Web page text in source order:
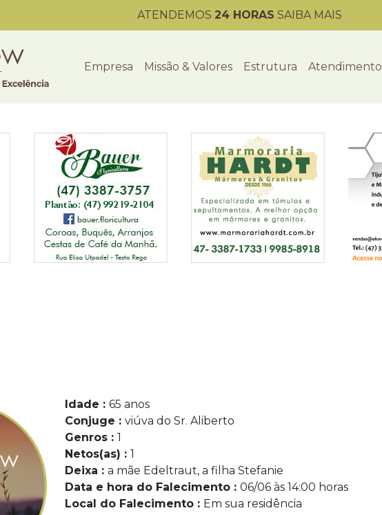
ATENDEMOS 24 HORAS SAIBA MAIS
Empresa Missão & Valores Estrutura Atendimento
Idade : 65 anos
Conjuge : viúva do Sr. Aliberto
Genros : 1
Netos(as) : 1
Deixa : a mãe Edeltraut, a filha Stefanie
Data e hora do Falecimento : 06/06 às 14:00 horas
Local do Falecimento : Em sua residência